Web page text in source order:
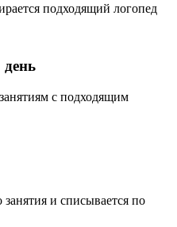
подходящий логопед
день
с подходящим
занятия и списывается по